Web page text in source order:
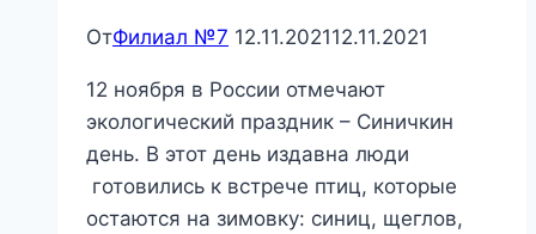
ОтФилиал №7 12.11.202112.11.2021
12 ноября в России отмечают
экологический праздник – Синичкин
день. В этот день издавна люди
готовились к встрече птиц, которые
остаются на зимовку: синиц, щеглов,